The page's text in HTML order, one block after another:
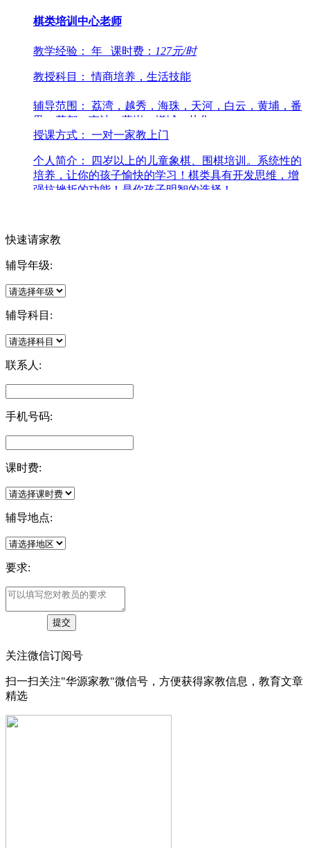
棋类培训中心老师
教学经验： 年 课时费： 127元/时
教授科目： 情商培养，生活技能
辅导范围：
荔湾，越秀，海珠，天河，白云，黄埔，番
禺，花都，南沙，萝岗，增城，从化
授课方式：
一对一家教上门
个人简介：
四岁以上的儿童象棋、围棋培训。系统性的
培养，让你的孩子愉快的学习！棋类具有开发思维，增
强抗挫折的功能！是你孩子明智的选择！...
快速请家教
辅导年级:
辅导科目:
联系人:
手机号码:
课时费:
辅导地点:
要求:
关注微信订阅号
扫一扫关注"华源家教"微信号，方便获得家教信息，教育文章
精选